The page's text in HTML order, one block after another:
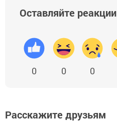
Оставляйте реакции
0 0 0
Расскажите друзьям